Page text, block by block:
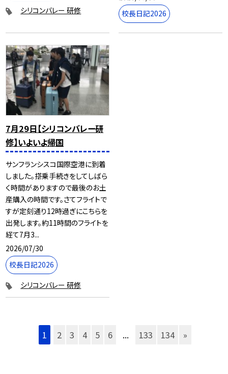
シリコンバレー 研修
校長日記2026
7月29日【シリコンバレー研
修】いよいよ帰国
サンフランシスコ国際空港に到着
しました。搭乗手続きをしてしばら
く時間がありますので最後のお土
産購入の時間です。さてフライトで
すが定刻通り12時過ぎにこちらを
出発します。約11時間のフライトを
経て7月3...
2026/07/30
校長日記2026
シリコンバレー 研修
1 2 3 4 5 6 ... 133 134 »